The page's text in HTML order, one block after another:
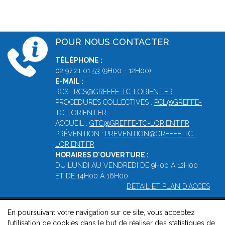
POUR NOUS CONTACTER
TÉLÉPHONE :
02 97 21 01 53 (9H00 - 12H00)
E-MAIL :
RCS : RCS@GREFFE-TC-LORIENT.FR
PROCÉDURES COLLECTIVES : PCL@GREFFE-
TC-LORIENT.FR
ACCUEIL : GTC@GREFFE-TC-LORIENT.FR
PRÉVENTION : PREVENTION@GREFFE-TC-
LORIENT.FR
HORAIRES D'OUVERTURE :
DU LUNDI AU VENDREDI DE 9H00 À 12H00
ET DE 14H00 À 16H00
DÉTAIL ET PLAN D'ACCÈS
© 2026, Greffe du Tribunal de Commerce de Lorient -Mentions
En poursuivant votre navigation sur ce site, vous acceptez
l’utilisation de cookies dans le but de réaliser des statistiques de